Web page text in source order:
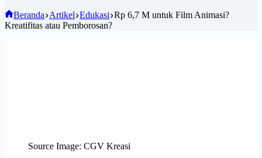
Beranda Artikel Edukasi Rp 6,7 M untuk Film Animasi?
Kreatifitas atau Pemborosan?
Source Image: CGV Kreasi